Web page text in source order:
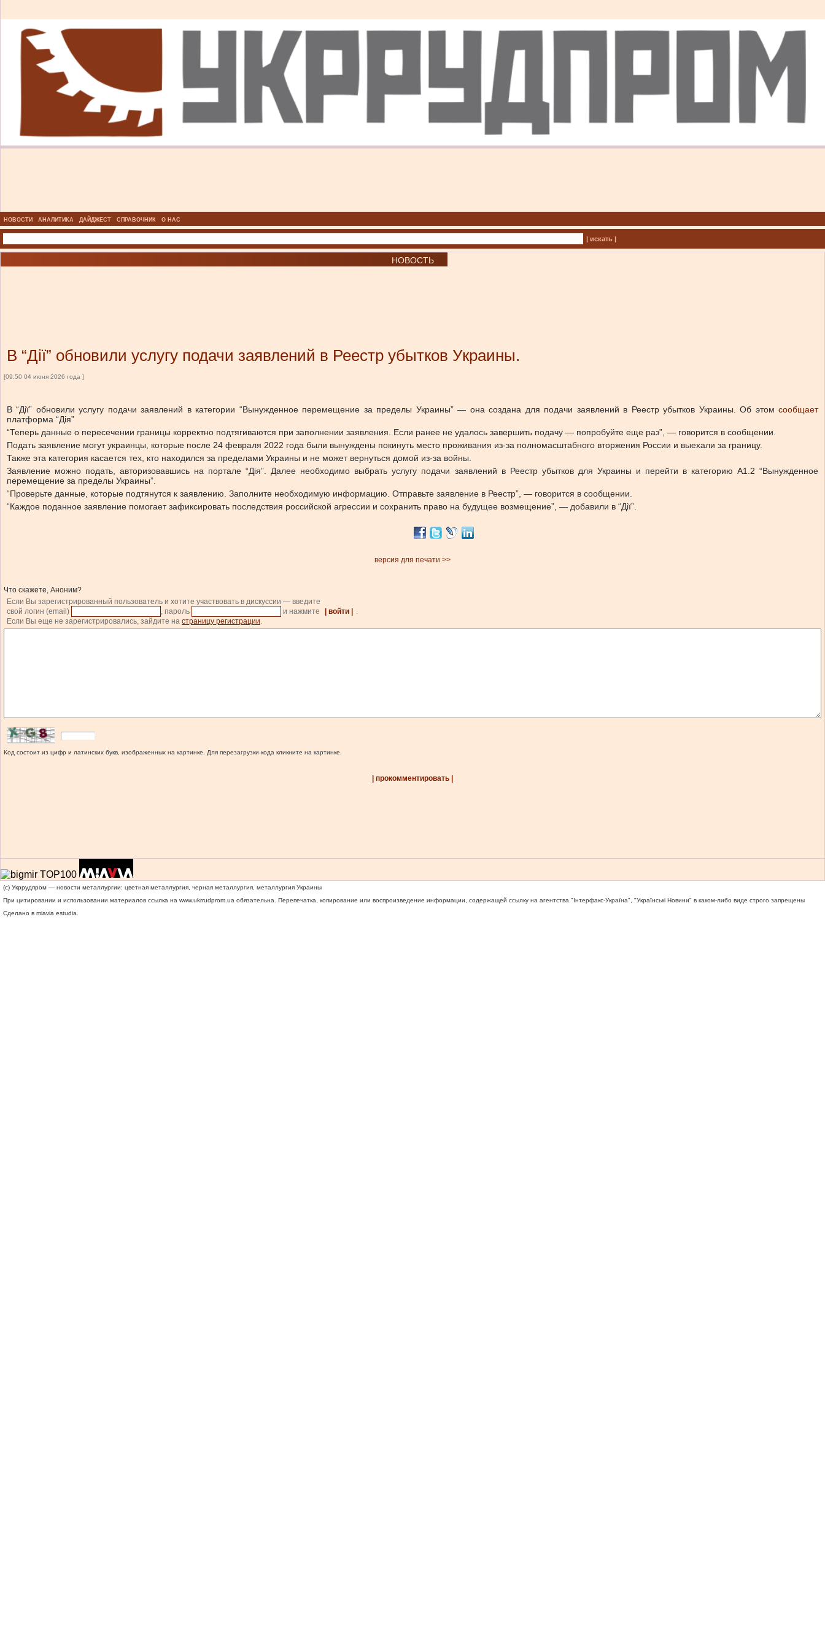
НОВОСТИ АНАЛИТИКА ДАЙДЖЕСТ СПРАВОЧНИК О НАС
| искать |
НОВОСТЬ
В “Дії” обновили услугу подачи заявлений в Реестр убытков Украины.
[09:50 04 июня 2026 года ]
В “Дії” обновили услугу подачи заявлений в категории “Вынужденное перемещение за пределы Украины” — она создана для подачи заявлений в Реестр убытков Украины. Об этом сообщает
платформа “Дія”
“Теперь данные о пересечении границы корректно подтягиваются при заполнении заявления. Если ранее не удалось завершить подачу — попробуйте еще раз”, — говорится в сообщении.
Подать заявление могут украинцы, которые после 24 февраля 2022 года были вынуждены покинуть место проживания из-за полномасштабного вторжения России и выехали за границу.
Также эта категория касается тех, кто находился за пределами Украины и не может вернуться домой из-за войны.
Заявление можно подать, авторизовавшись на портале “Дія”. Далее необходимо выбрать услугу подачи заявлений в Реестр убытков для Украины и перейти в категорию A1.2 “Вынужденное
перемещение за пределы Украины”.
“Проверьте данные, которые подтянутся к заявлению. Заполните необходимую информацию. Отправьте заявление в Реестр”, — говорится в сообщении.
“Каждое поданное заявление помогает зафиксировать последствия российской агрессии и сохранить право на будущее возмещение”, — добавили в “Дії”.
версия для печати >>
Что скажете, Аноним?
Если Вы зарегистрированный пользователь и хотите участвовать в дискуссии — введите
свой логин (email)
, пароль и нажмите | войти |
.
Если Вы еще не зарегистрировались, зайдите на страницу регистрации.
Код состоит из цифр и латинских букв, изображенных на картинке. Для перезагрузки кода кликните на картинке.
| прокомментировать |
(c) Укррудпром — новости металлургии: цветная металлургия, черная металлургия, металлургия Украины
При цитировании и использовании материалов ссылка на www.ukrrudprom.ua обязательна. Перепечатка, копирование или воспроизведение информации, содержащей ссылку на агентства "Iнтерфакс-Україна", "Українськi Новини" в каком-либо виде строго запрещены
Сделано в miavia estudia.